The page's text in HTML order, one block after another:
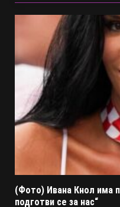
(Фото) Ивана Кнол има
подготви се за нас“